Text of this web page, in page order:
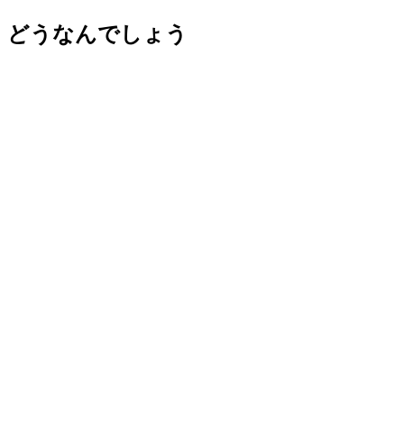
どうなんでしょう